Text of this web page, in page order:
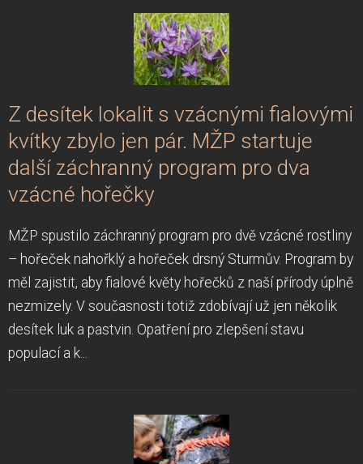
Z desítek lokalit s vzácnými fialovými
kvítky zbylo jen pár. MŽP startuje
další záchranný program pro dva
vzácné hořečky
MŽP spustilo záchranný program pro dvě vzácné rostliny
– hořeček nahořklý a hořeček drsný Sturmův. Program by
měl zajistit, aby fialové květy hořečků z naší přírody úplně
nezmizely. V současnosti totiž zdobívají už jen několik
desítek luk a pastvin. Opatření pro zlepšení stavu
populací a k...